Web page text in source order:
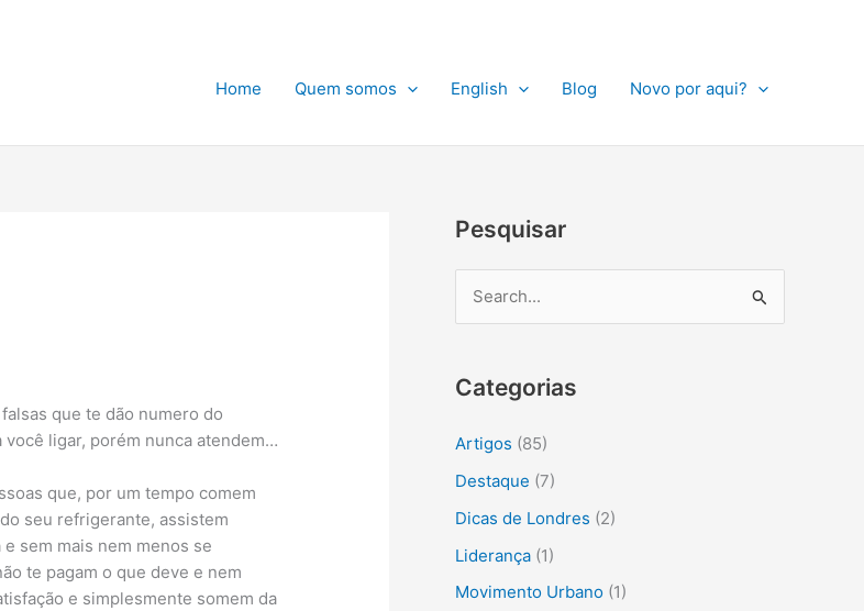
Home Quem somos English Blog Novo por aqui?
que te dão numero do
ligar, porém nunca atendem…
que, por um tempo comem
seu refrigerante, assistem
sem mais nem menos se
te pagam o que deve e nem
e simplesmente somem da
Pesquisar
q
u
r
p
Categorias
Artigos (85)
Destaque (7)
Dicas de Londres (2)
Liderança (1)
Movimento Urbano (1)
q
i